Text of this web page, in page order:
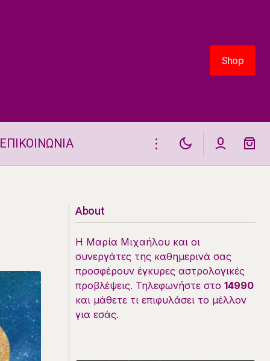
Shop
Shop
ΕΠΙΚΟΙΝΩΝΙΑ
About
Η Μαρία Μιχαήλου και οι
συνεργάτες της καθημερινά σας
προσφέρουν έγκυρες αστρολογικές
προβλέψεις. Τηλεφωνήστε στο 14990
και μάθετε τι επιφυλάσει το μέλλον
για εσάς.